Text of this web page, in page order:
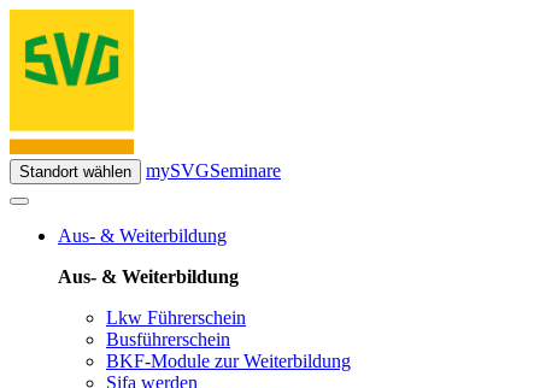
Standort wählen mySVGSeminare
Aus- & Weiterbildung
Aus- & Weiterbildung
Lkw Führerschein
Busführerschein
BKF-Module zur Weiterbildung
Sifa werden